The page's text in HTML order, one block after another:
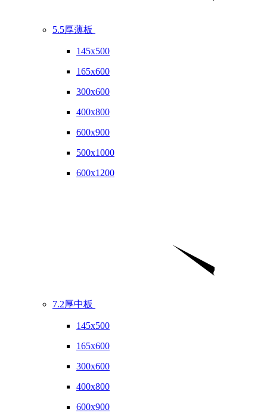
5.5厚薄板
145x500
165x600
300x600
400x800
600x900
500x1000
600x1200
7.2厚中板
145x500
165x600
300x600
400x800
600x900